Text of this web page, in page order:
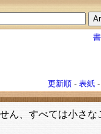
更新順 -表紙
ん、すべては小さな